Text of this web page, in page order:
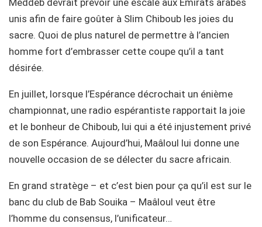
Meddeb devrait prévoir une escale aux Émirats arabes
unis afin de faire goûter à Slim Chiboub les joies du
sacre. Quoi de plus naturel de permettre à l’ancien
homme fort d’embrasser cette coupe qu’il a tant
désirée.
En juillet, lorsque l’Espérance décrochait un énième
championnat, une radio espérantiste rapportait la joie
et le bonheur de Chiboub, lui qui a été injustement privé
de son Espérance. Aujourd’hui, Maâloul lui donne une
nouvelle occasion de se délecter du sacre africain.
En grand stratège – et c’est bien pour ça qu’il est sur le
banc du club de Bab Souika – Maâloul veut être
l’homme du consensus, l’unificateur…